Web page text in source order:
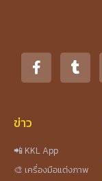
ข่าว
📲 KKL App
🎨 เครื่องมือแต่งภาพ